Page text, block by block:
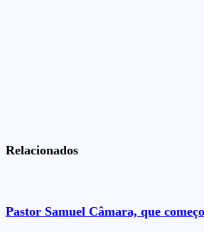
Relacionados
Pastor Samuel Câmara, que